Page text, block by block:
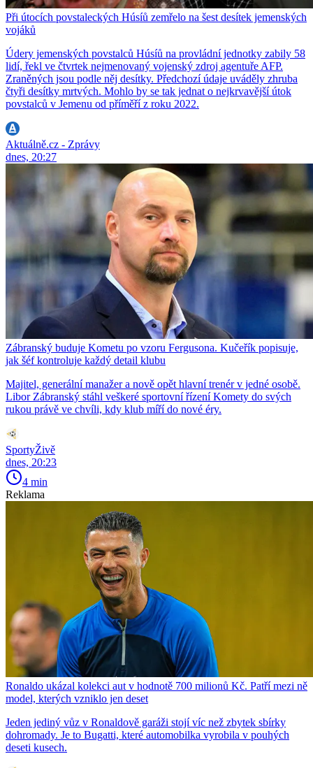
Při útocích povstaleckých Húsíů zemřelo na šest desítek jemenských
vojáků
Údery jemenských povstalců Húsíů na provládní jednotky zabily 58
lidí, řekl ve čtvrtek nejmenovaný vojenský zdroj agentuře AFP.
Zraněných jsou podle něj desítky. Předchozí údaje uváděly zhruba
čtyři desítky mrtvých. Mohlo by se tak jednat o nejkrvavější útok
povstalců v Jemenu od příměří z roku 2022.
Aktuálně.cz - Zprávy
dnes, 20:27
Zábranský buduje Kometu po vzoru Fergusona. Kučeřík popisuje,
jak šéf kontroluje každý detail klubu
Majitel, generální manažer a nově opět hlavní trenér v jedné osobě.
Libor Zábranský stáhl veškeré sportovní řízení Komety do svých
rukou právě ve chvíli, kdy klub míří do nové éry.
SportyŽivě
dnes, 20:23
4 min
Reklama
Ronaldo ukázal kolekci aut v hodnotě 700 milionů Kč. Patří mezi ně
model, kterých vzniklo jen deset
Jeden jediný vůz v Ronaldově garáži stojí víc než zbytek sbírky
dohromady. Je to Bugatti, které automobilka vyrobila v pouhých
deseti kusech.